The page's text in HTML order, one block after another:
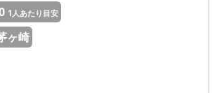
1人あたり目安
ヶ崎